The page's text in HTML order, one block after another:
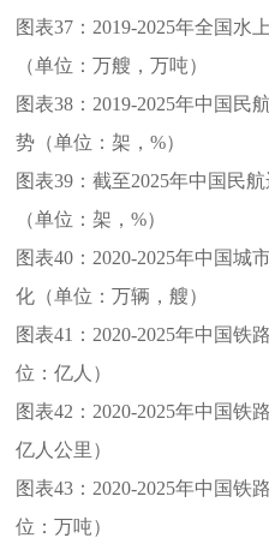
图表37： 2019-2025年全国水
（单位：万艘，万吨）
图表38： 2019-2025年中国民
势（单位：架，%）
图表39：截至2025年中国民
（单位：架，%）
图表40： 2020-2025年中国城
化（单位：万辆，艘）
图表41： 2020-2025年中国铁
位：亿人）
图表42： 2020-2025年中国铁
亿人公里）
图表43： 2020-2025年中国铁
位：万吨）